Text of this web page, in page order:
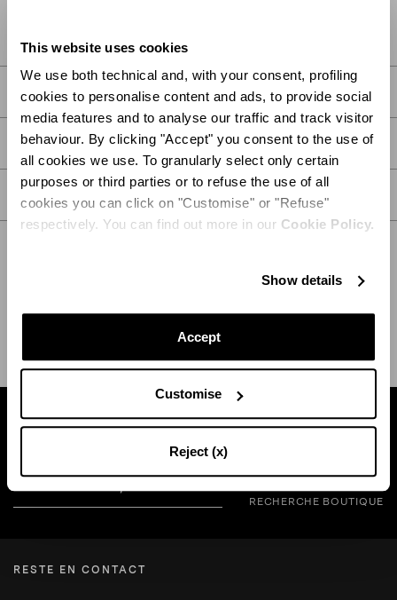
This website uses cookies
We use both technical and, with your consent, profiling
cookies to personalise content and ads, to provide social
media features and to analyse our traffic and track visitor
behaviour. By clicking "Accept" you consent to the use of
all cookies we use. To granularly select only certain
purposes or third parties or to refuse the use of all
cookies you can click on "Customise" or "Refuse"
respectively. You can find out more in our Cookie Policy.
Show details
Accept
Customise
Reject (x)
DESCRIPTION
DÉTAIL
Trouvez une boutique près de chez vous
RECHERCHE BOUTIQUE
RESTE EN CONTACT